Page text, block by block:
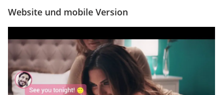
Website und mobile Version